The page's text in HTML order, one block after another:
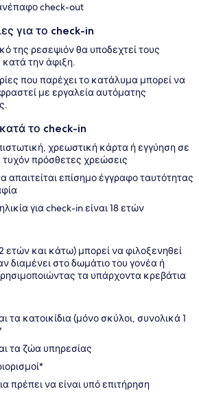
check-out
για το check-in
της ρεσεψιόν θα υποδεχτεί τους
την άφιξη.
που παρέχει το κατάλυμα μπορεί να
με εργαλεία αυτόματης
το check-in
χρεωστική κάρτα ή εγγύηση σε
τυχόν πρόσθετες χρεώσεις
απαιτείται επίσημο έγγραφο ταυτότητας
για check-in είναι 18 ετών
ετών και κάτω) μπορεί να φιλοξενηθεί
διαμένει στο δωμάτιο του γονέα ή
τα υπάρχοντα κρεβάτια
τα κατοικίδια (μόνο σκύλοι, συνολικά 1
τα ζώα υπηρεσίας
πρέπει να είναι υπό επιτήρηση